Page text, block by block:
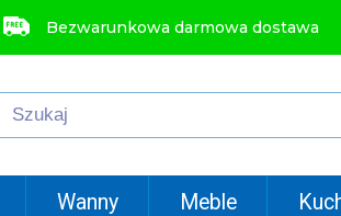
Bezwarunkowa darmowa dostawa
Wanny Meble